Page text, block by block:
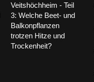
Veitshöchheim - Teil
3: Welche Beet- und
Balkonpflanzen
trotzen Hitze und
Trockenheit?